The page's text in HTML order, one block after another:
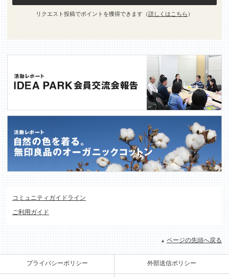
リクエスト投稿でポイントを獲得できます（詳しくはこちら ）
コミュニティガイドライン
ご利用ガイド
ページの先頭へ戻る
プライバシーポリシー 外部送信ポリシー